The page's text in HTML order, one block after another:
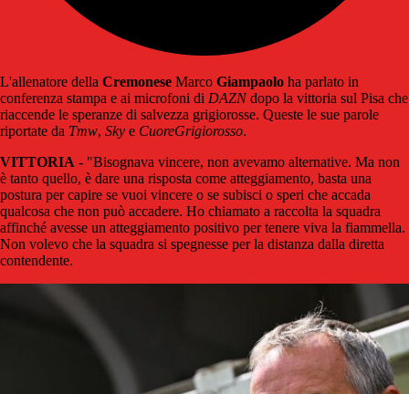
L'allenatore della Cremonese Marco Giampaolo ha parlato in
conferenza stampa e ai microfoni di DAZNdopo la vittoria sul Pisa che
riaccende le speranze di salvezza grigiorosse. Queste le sue parole
riportate da Tmw, Sky e CuoreGrigiorosso.
VITTORIA - "Bisognava vincere, non avevamo alternative. Ma non
è tanto quello, è dare una risposta come atteggiamento, basta una
postura per capire se vuoi vincere o se subisci o speri che accada
qualcosa che non può accadere. Ho chiamato a raccolta la squadra
affinché avesse un atteggiamento positivo per tenere viva la fiammella.
Non volevo che la squadra si spegnesse per la distanza dalla diretta
contendente.